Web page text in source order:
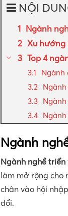
NỘI
Ngành
Xu hướng
Top 4
Ngành
Ngành
Ngành nghề triển
làm mở rộng cho
chân vào hội
đổi.